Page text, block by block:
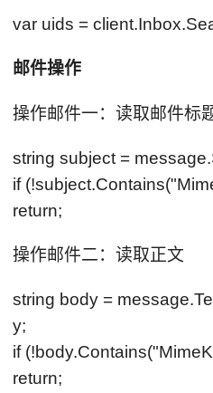
var uids =
邮件操作
操作邮件一：读取邮件标
string subject =
if
return;
操作邮件二：读取正文
string body =
y;
if
return;